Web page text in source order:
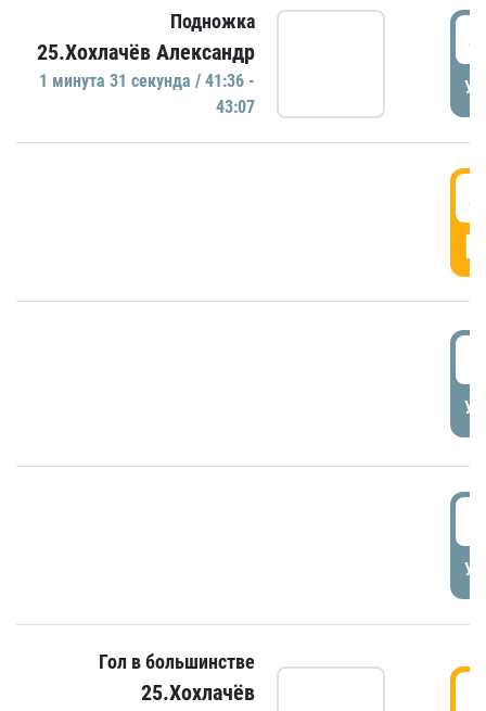
Подножка
25.Хохлачёв Александр
1 минутa 31 секундa / 41:36 -
43:07
Гол в большинстве
25.Хохлачёв